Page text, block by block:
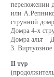
переложении
или
струнной
Домра 4-х
Домра альт –
3.
II тур